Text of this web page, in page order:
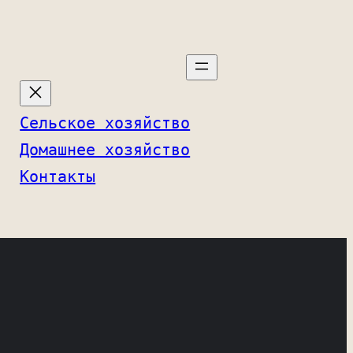
Сельское хозяйство
Домашнее хозяйство
Контакты